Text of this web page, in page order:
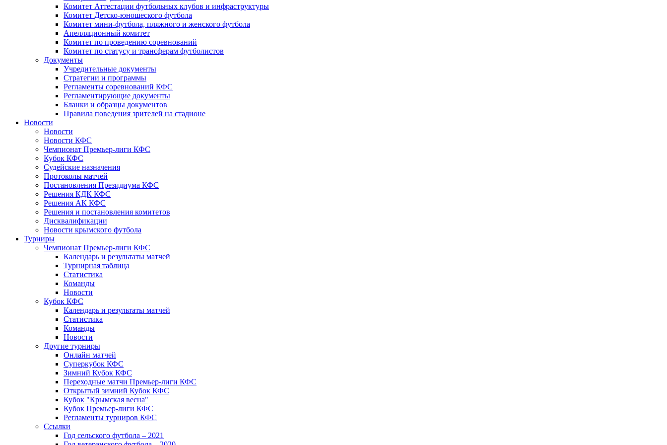
Комитет Аттестации футбольных клубов и инфраструктуры
Комитет Детско-юношеского футбола
Комитет мини-футбола, пляжного и женского футбола
Апелляционный комитет
Комитет по проведению соревнований
Комитет по статусу и трансферам футболистов
Документы
Учредительные документы
Стратегии и программы
Регламенты соревнований КФС
Регламентирующие документы
Бланки и образцы документов
Правила поведения зрителей на стадионе
Новости
Новости
Новости КФС
Чемпионат Премьер-лиги КФС
Кубок КФС
Судейские назначения
Протоколы матчей
Постановления Президиума КФС
Решения КДК КФС
Решения АК КФС
Решения и постановления комитетов
Дисквалификации
Новости крымского футбола
Турниры
Чемпионат Премьер-лиги КФС
Календарь и результаты матчей
Турнирная таблица
Статистика
Команды
Новости
Кубок КФС
Календарь и результаты матчей
Статистика
Команды
Новости
Другие турниры
Онлайн матчей
Суперкубок КФС
Зимний Кубок КФС
Переходные матчи Премьер-лиги КФС
Открытый зимний Кубок КФС
Кубок "Крымская весна"
Кубок Премьер-лиги КФС
Регламенты турниров КФС
Ссылки
Год сельского футбола – 2021